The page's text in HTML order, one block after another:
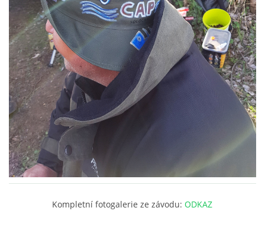
OUKLEJ CUP VESELÁ 2025
ARCHIV
ARCHIV 2019
PF´
FOTOGALERIEKompletní fotogalerie ze závodu: ODKAZ